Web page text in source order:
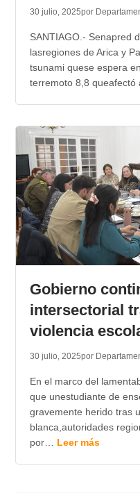
30 julio, 2025por
SANTIAGO.- Senapred
lasregiones de Arica y
tsunami quese espera
terremoto 8,8
Gobierno
intersectorial
violencia
30 julio, 2025por
En el marco del
que unestudiante de
gravemente herido tras
blanca,autoridades
por… Leer más